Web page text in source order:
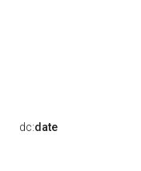
dc:date